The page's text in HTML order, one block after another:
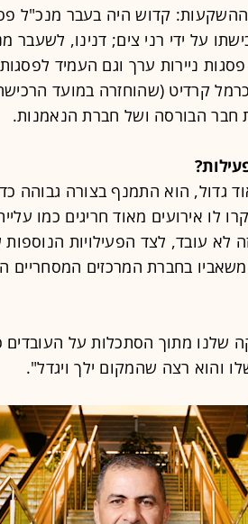
קדוש היה בעבר מנכ"ל
על ידי רני צים; דנינו, לשעבר
ניירות ערך וגם העמיד
כרמל קרדיט (שהוחזרה במועד
חבר הבורסה ושל חברת הנאמנות.
גדול, הוא התמנף בצורה גבוהה
לא עובד, לצד הפעילויות
בחברת המרכזים המסחריים
שלנו מתוך הסתכלות על העובדים
והוא רצה שהמקום ילך ויגדל".